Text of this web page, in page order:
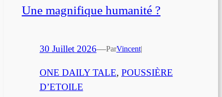
Une magnifique humanité ?
30 Juillet 2026—ParVincent|
ONE DAILY TALE, POUSSIÈRE
D’ETOILE